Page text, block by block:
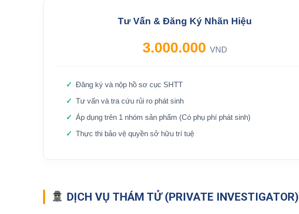
Tư Vấn & Đăng Ký Nhãn Hiệu
3.000.000 VND
Đăng ký và nộp hồ sơ cục SHTT
Tư vấn và tra cứu rủi ro phát sinh
Áp dụng trên 1 nhóm sản phẩm (Có phụ phí phát sinh)
Thực thi bảo vệ quyền sở hữu trí tuệ
DỊCH VỤ THÁM TỬ (PRIVATE INVESTIGATOR)